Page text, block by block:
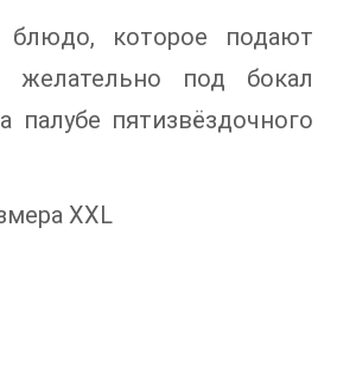
которое подают
желательно под бокал
палубе пятизвёздочного
XXL